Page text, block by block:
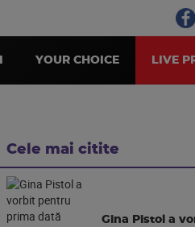
YOUR CHOICE LIVE
Cele mai citite
Gina Pistol a